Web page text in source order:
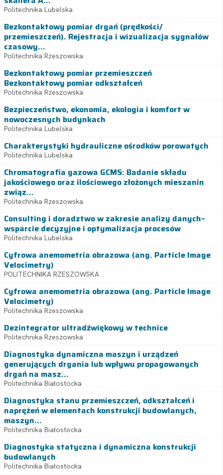
Politechnika Lubelska
Bezkontaktowy pomiar drgań (prędkości/
przemieszczeń). Rejestracja i wizualizacja sygnałów
czasowy...
Politechnika Rzeszowska
Bezkontaktowy pomiar przemieszczeń
Bezkontaktowy pomiar odkształceń
Politechnika Rzeszowska
Bezpieczeństwo, ekonomia, ekologia i komfort w
nowoczesnych budynkach
Politechnika Lubelska
Charakterystyki hydrauliczne ośrodków porowatych
Politechnika Lubelska
Chromatografia gazowa GCMS: Badanie składu
jakościowego oraz ilościowego złożonych mieszanin
związ...
Politechnika Rzeszowska
Consulting i doradztwo w zakresie analizy danych–
wsparcie decyzyjne i optymalizacja procesów
Politechnika Lubelska
Cyfrowa anemometria obrazowa (ang. Particle Image
Velocimetry)
POLITECHNIKA RZESZOWSKA
Cyfrowa anemometria obrazowa (ang. Particle Image
Velocimetry)
Politechnika Rzeszowska
Dezintegrator ultradźwiękowy w technice
Politechnika Rzeszowska
Diagnostyka dynamiczna maszyn i urządzeń
generujących drgania lub wpływu propagowanych
drgań na masz...
Politechnika Białostocka
Diagnostyka stanu przemieszczeń, odkształceń i
naprężeń w elementach konstrukcji budowlanych,
maszyn...
Politechnika Białostocka
Diagnostyka statyczna i dynamiczna konstrukcji
budowlanych
Politechnika Białostocka